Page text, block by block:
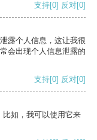
支持[0] 反对[0]
露个人信息，这让我很
会出现个人信息泄露的
支持[0] 反对[0]
如，我可以使用它来